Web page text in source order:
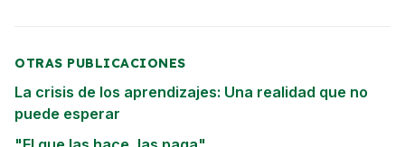
OTRAS PUBLICACIONES
La crisis de los aprendizajes: Una realidad que no
puede esperar